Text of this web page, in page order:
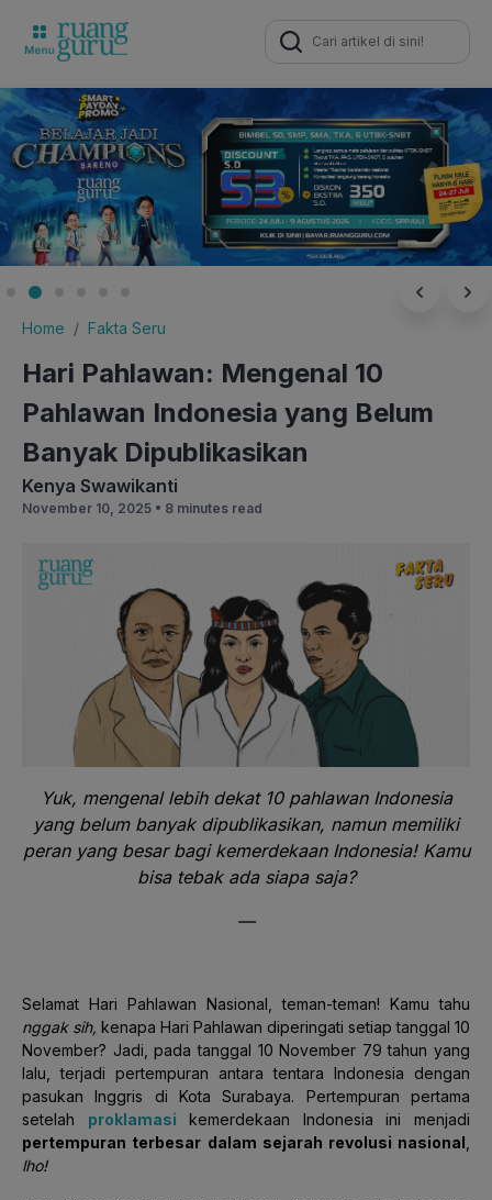
Search
for:
Home Fakta Seru
Hari Pahlawan: Mengenal 10
Pahlawan Indonesia yang Belum
Banyak Dipublikasikan
Kenya Swawikanti
November 10, 2025 • 8 minutes read
Yuk, mengenal lebih dekat 10 pahlawan Indonesia
yang belum banyak dipublikasikan, namun memiliki
peran yang besar bagi kemerdekaan Indonesia! Kamu
bisa tebak ada siapa saja?
—
Selamat Hari Pahlawan Nasional, teman-teman! Kamu tahu
nggak sih, kenapa Hari Pahlawan diperingati setiap tanggal 10
November? Jadi, pada tanggal 10 November 79 tahun yang
lalu, terjadi pertempuran antara tentara Indonesia dengan
pasukan Inggris di Kota Surabaya. Pertempuran pertama
setelah proklamasi kemerdekaan Indonesia ini menjadi
pertempuran terbesar dalam sejarah revolusi nasional
lho!